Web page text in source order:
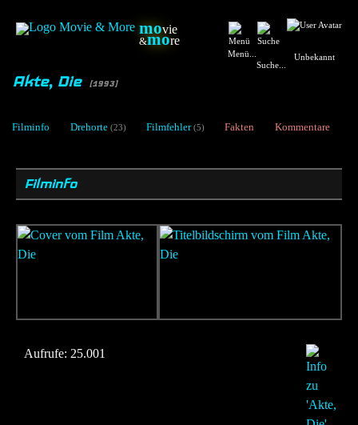
movie
&more
Menü...
Suche...
Unbekannt
Akte, Die [1993]
Filminfo Drehorte (23) Filmfehler (5) Fakten Kommentare
Filminfo
Aufrufe: 25.001